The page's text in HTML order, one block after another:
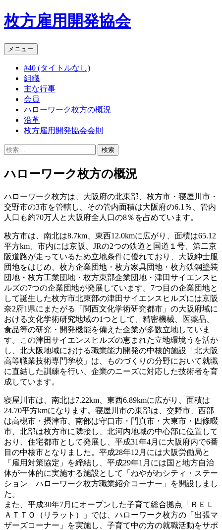
枚方雇用開発協会
メニュー コ
テ
ン
ツ
へ
ス
キ
ッ
#40 (タイトルなし)
組織
主な行事
会員
ハローワーク枚方の概況
沿革
枚方雇用開発協会会則
検
ハローワーク枚方の概況
ハローワーク枚方は、大阪府の北東部、枚方市・寝屋川市・
交野市の3市を管轄し、その管内面積は大阪府の6.1％、管内
人口も約70万人と大阪府全人口の8％を占めています。
枚方市は、南北は8.7km、東西12.0kmに広がり、面積は65.12
平方km、市内には京阪、JRの2つの鉄道と国道１号、第二京
阪道路が走っているため立地条件に優れており、大阪紳士服
団地をはじめ、枚方企業団地・枚方家具団地・枚方鉄鋼塗装
団地・枚方工業団地・枚方東部企業団地・津田サイエンスヒ
ルズの7つの企業団地が発展しています。7つ目の企業団地と
して誕生した枚方市北東部の津田サイエンスヒルズには京阪
奈2府1県にまたがる「関西文化学術研究都市」の大阪府域に
おける文化学術研究地域の1つとして、精密機械、医薬品、
食品等の研究・開発機能を備えた企業が多数立地していま
す。この津田サイエンスヒルズの恵まれた立地環境うを活か
し、北大阪地域における職業能力開発の中核的施設「北大阪
高等職業技術専門学校」は、ものづくりの分野において就職
に直結した訓練を行い、企業のニーズに対応した技術者を育
成しています。
寝屋川市は、南北は7.22km、東西6.89kmに広がり、面積は
24.70平方kmになります。寝屋川市の東部は、交野市、西部
は高槻市・摂津市、南部は守口市・門真市・大東市・四條畷
市、北部は枚方市に隣接し、北河内地域の中心部に位置して
おり、住宅都市として発展し、平成31年4月に大阪府内で6番
目の中核市となりました。平成28年12月には大阪労働局と
「雇用対策協定」を締結し、平成29年1月には国と地方自治
体が一体的に実施する施設として「ねやがわシティ・ステー
ション ハローワーク枚方職業紹介コーナー」を開設しまし
た。
また、平成30年7月にオープンした子育て総合拠点「ＲＥＬ
ＡＴＴＯ（リラット）」では、ハローワーク枚方の「出張マ
ザーズコーナー」を実施し、子育て中の方の就職活動をサポ